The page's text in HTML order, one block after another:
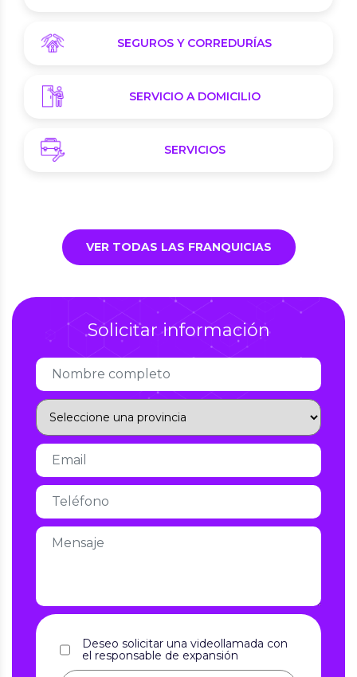
SEGUROS Y CORREDURÍAS
SERVICIO A DOMICILIO
SERVICIOS
VER TODAS LAS FRANQUICIAS
Solicitar información
Deseo solicitar una videollamada con
el responsable de expansión